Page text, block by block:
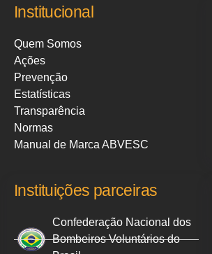
Institucional
Quem Somos
Ações
Prevenção
Estatísticas
Transparência
Normas
Manual de Marca ABVESC
Instituições parceiras
Confederação Nacional dos
Bombeiros Voluntários do